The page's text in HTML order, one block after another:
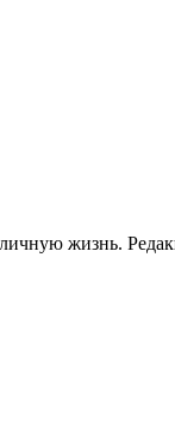
жизнь.